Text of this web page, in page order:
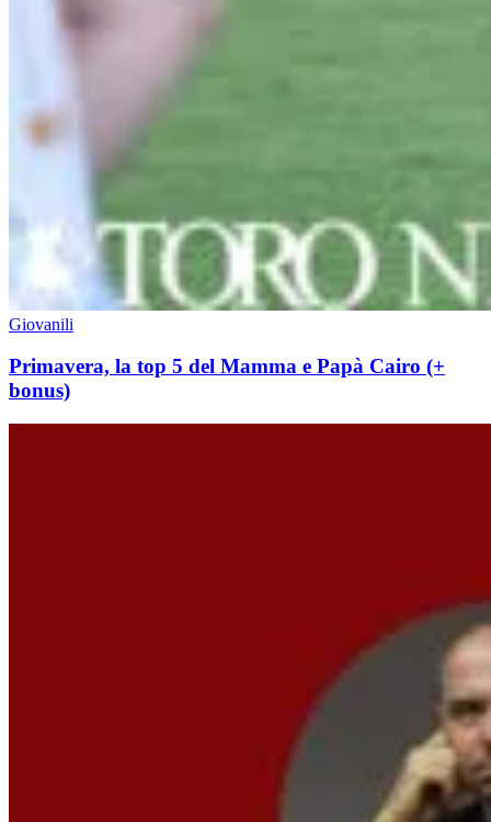
Giovanili
Primavera, la top 5 del Mamma e Papà Cairo (+
bonus)